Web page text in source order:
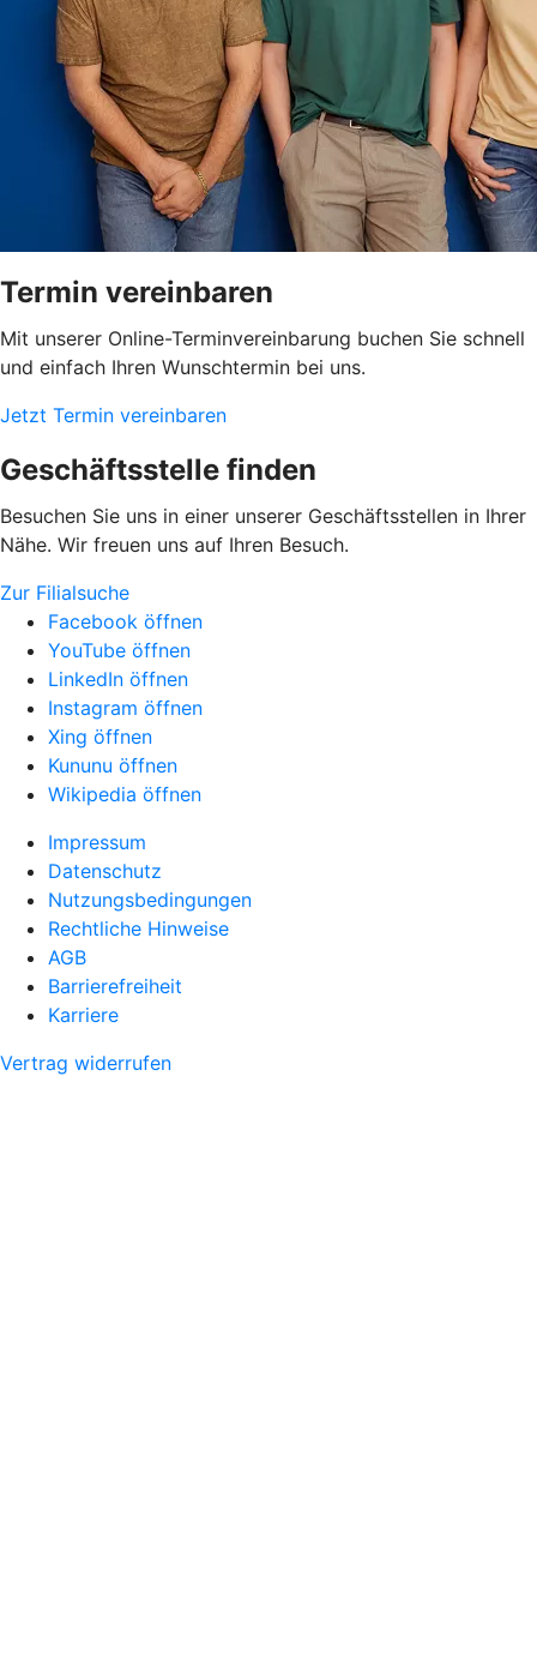
Termin vereinbaren
Mit unserer Online-Terminvereinbarung buchen Sie schnell
und einfach Ihren Wunschtermin bei uns.
Jetzt Termin vereinbaren
Geschäftsstelle finden
Besuchen Sie uns in einer unserer Geschäftsstellen in Ihrer
Nähe. Wir freuen uns auf Ihren Besuch.
Zur Filialsuche
Facebook öffnen
YouTube öffnen
LinkedIn öffnen
Instagram öffnen
Xing öffnen
Kununu öffnen
Wikipedia öffnen
Impressum
Datenschutz
Nutzungsbedingungen
Rechtliche Hinweise
AGB
Barrierefreiheit
Karriere
Vertrag widerrufen